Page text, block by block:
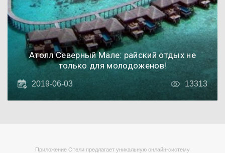
Атолл Северный Мале: райский отдых не
только для молодоженов!
2019-06-03 13313
Приложение Отели предлагает уникальную онлайн-систему